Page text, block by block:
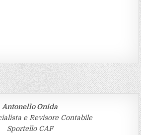
Antonello Onida
e Revisore Contabile
Sportello CAF